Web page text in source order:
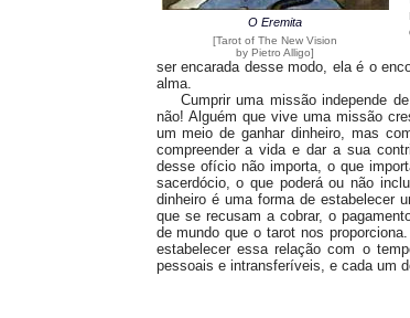
O Eremita
[Tarot of The New Vision
by Pietro Alligo]
ser encarada desse modo, ela é o
alma.
Cumprir uma missão independe
não! Alguém que vive uma missão
um meio de ganhar dinheiro, mas
compreender a vida e dar a sua
desse ofício não importa, o que
sacerdócio, o que poderá ou não
dinheiro é uma forma de estabelecer
que se recusam a cobrar, o
de mundo que o tarot nos
estabelecer essa relação com o
pessoais e intransferíveis, e cada um